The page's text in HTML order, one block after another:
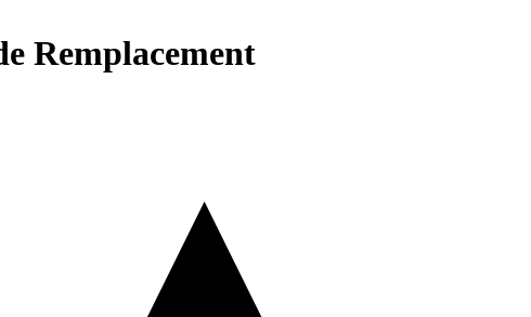
Remplacement